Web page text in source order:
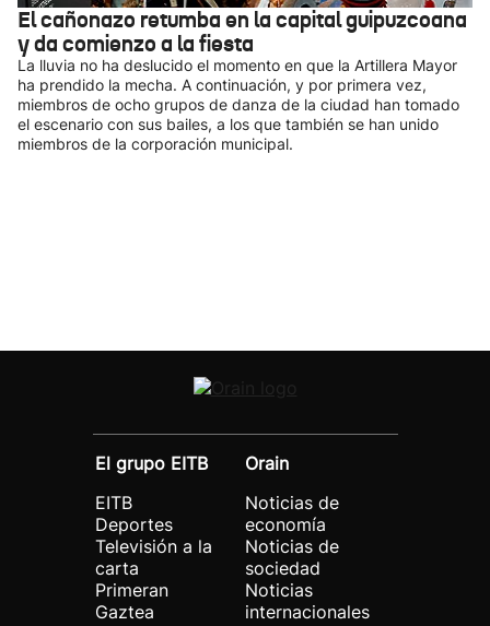
El cañonazo retumba en la capital guipuzcoana
y da comienzo a la fiesta
La lluvia no ha deslucido el momento en que la Artillera Mayor
ha prendido la mecha. A continuación, y por primera vez,
miembros de ocho grupos de danza de la ciudad han tomado
el escenario con sus bailes, a los que también se han unido
miembros de la corporación municipal.
El grupo EITB
EITB
Deportes
Televisión a la
carta
Primeran
Gaztea
Orain
Noticias de
economía
Noticias de
sociedad
Noticias
internacionales